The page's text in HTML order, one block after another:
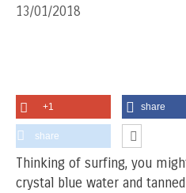
13/01/2018
+1 share
share
Thinking of surfing, you
crystal blue water and